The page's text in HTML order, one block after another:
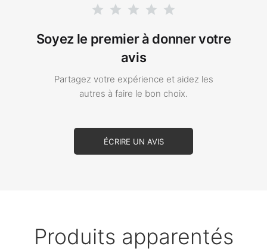
Soyez le premier à donner votre
avis
Partagez votre expérience et aidez les
autres à faire le bon choix.
ÉCRIRE UN AVIS
Produits apparentés